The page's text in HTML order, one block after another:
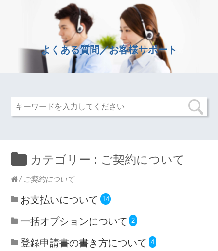
よくある質問／お客様サポート
カテゴリー : ご契約について
/ ご契約について
お支払いについて 14
一括オプションについて 2
登録申請書の書き方について 4